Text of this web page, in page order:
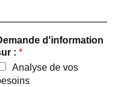
d'information
: *
Analyse de vos